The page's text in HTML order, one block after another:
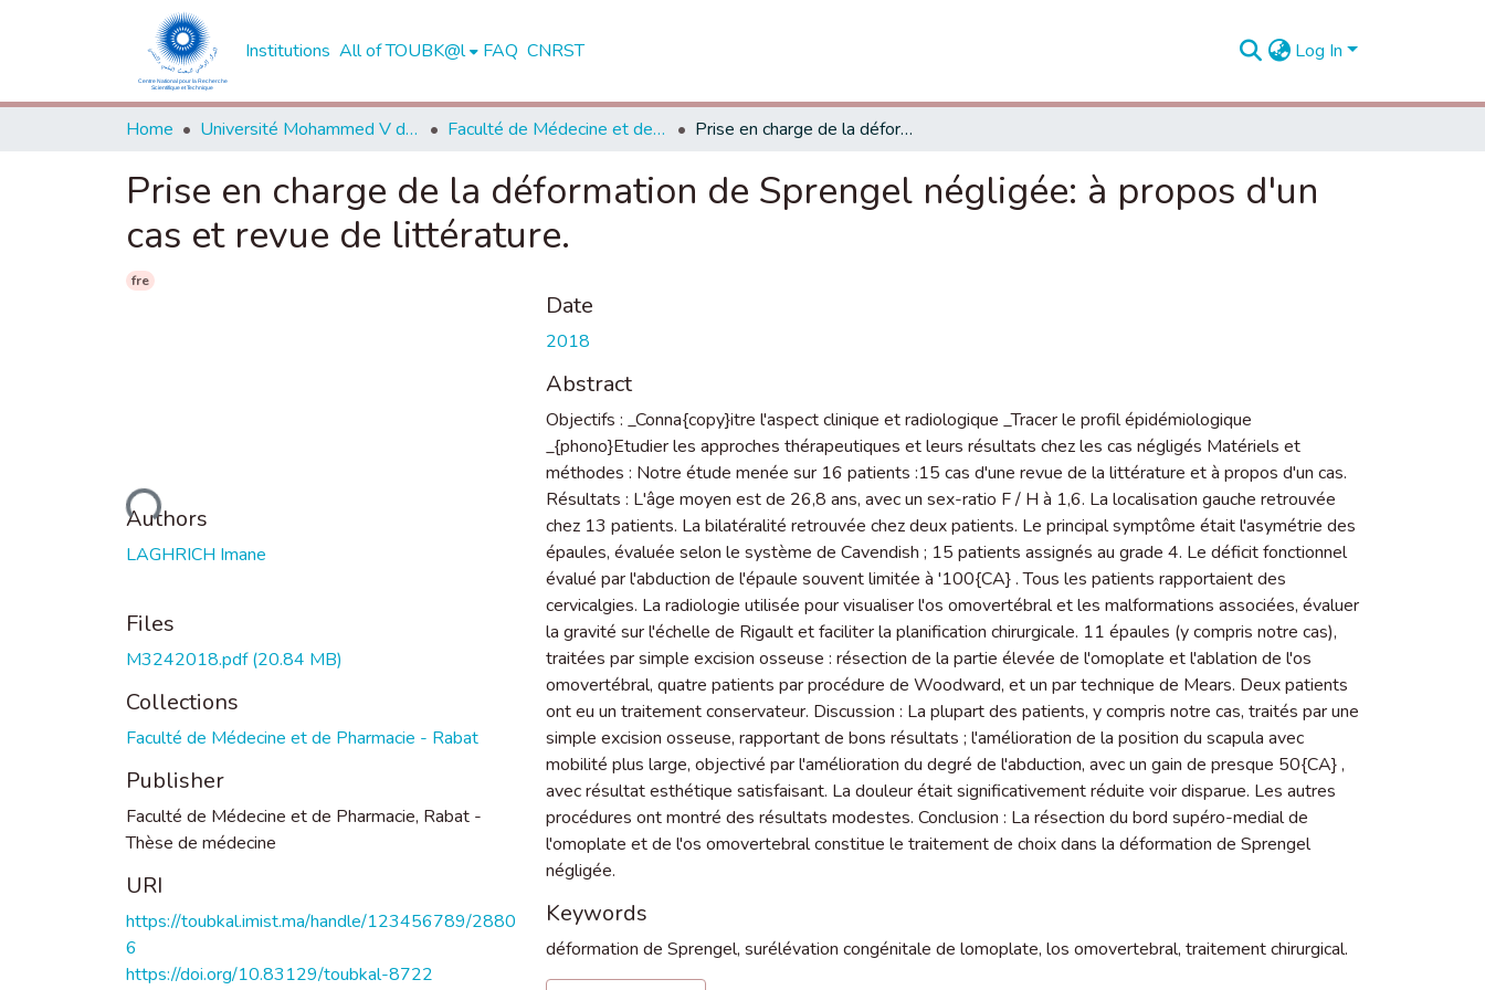
Institutions All of TOUBK@l FAQ CNRST Log In
Home Université Mohammed V de Rabat Faculté de Médecine et de Pharmacie - Rabat Prise en charge de la déformation de Sprengel négligée: à propos d'un cas et revue de littérature.
Prise en charge de la déformation de Sprengel négligée: à propos d'un
cas et revue de littérature.
fre
Loading...
Authors
LAGHRICH Imane
Files
M3242018.pdf(20.84 MB)
Collections
Faculté de Médecine et de Pharmacie - Rabat
Publisher
Faculté de Médecine et de Pharmacie, Rabat -
Thèse de médecine
URI
https://toubkal.imist.ma/handle/123456789/2880
6
https://doi.org/10.83129/toubkal-8722
Date
2018
Abstract
Objectifs : _Conna{copy}itre l'aspect clinique et radiologique _Tracer le profil épidémiologique
_{phono}Etudier les approches thérapeutiques et leurs résultats chez les cas négligés Matériels et
méthodes : Notre étude menée sur 16 patients :15 cas d'une revue de la littérature et à propos d'un cas.
Résultats : L'âge moyen est de 26,8 ans, avec un sex-ratio F / H à 1,6. La localisation gauche retrouvée
chez 13 patients. La bilatéralité retrouvée chez deux patients. Le principal symptôme était l'asymétrie des
épaules, évaluée selon le système de Cavendish ; 15 patients assignés au grade 4. Le déficit fonctionnel
évalué par l'abduction de l'épaule souvent limitée à '100{CA} . Tous les patients rapportaient des
cervicalgies. La radiologie utilisée pour visualiser l'os omovertébral et les malformations associées, évaluer
la gravité sur l'échelle de Rigault et faciliter la planification chirurgicale. 11 épaules (y compris notre cas),
traitées par simple excision osseuse : résection de la partie élevée de l'omoplate et l'ablation de l'os
omovertébral, quatre patients par procédure de Woodward, et un par technique de Mears. Deux patients
ont eu un traitement conservateur. Discussion : La plupart des patients, y compris notre cas, traités par une
simple excision osseuse, rapportant de bons résultats ; l'amélioration de la position du scapula avec
mobilité plus large, objectivé par l'amélioration du degré de l'abduction, avec un gain de presque 50{CA} ,
avec résultat esthétique satisfaisant. La douleur était significativement réduite voir disparue. Les autres
procédures ont montré des résultats modestes. Conclusion : La résection du bord supéro-medial de
l'omoplate et de l'os omovertebral constitue le traitement de choix dans la déformation de Sprengel
négligée.
Keywords
déformation de Sprengel, surélévation congénitale de lomoplate, los omovertebral, traitement chirurgical.